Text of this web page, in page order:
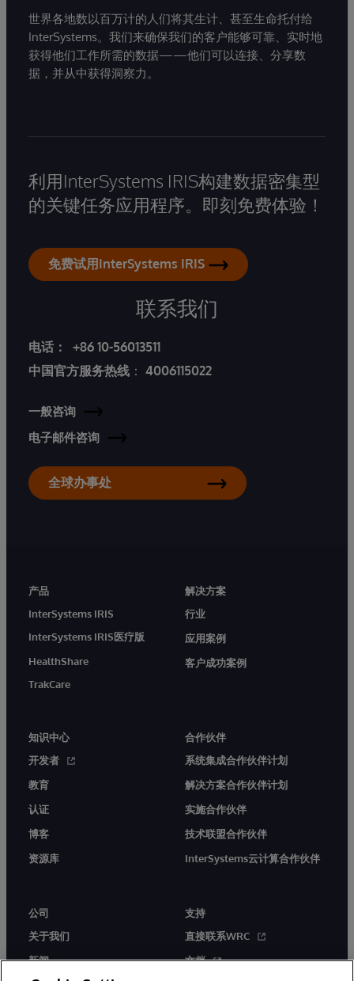
世界各地数以百万计的人们将其生计、甚至生命托付给
InterSystems。我们来确保我们的客户能够可靠、实时地
获得他们工作所需的数据——他们可以连接、分享数
据，并从中获得洞察力。
利用InterSystems IRIS构建数据密集型
的关键任务应用程序。即刻免费体验！
免费试用InterSystems IRIS
联系我们
电话：
+86 10-56013511
中国官方服务热线 ： 4006115022
一般咨询
电子邮件咨询
全球办事处
产品
InterSystems IRIS
InterSystems IRIS医疗版
HealthShare
TrakCare
解决方案
行业
应用案例
客户成功案例
知识中心
开发者
教育
认证
博客
资源库
合作伙伴
系统集成合作伙伴计划
解决方案合作伙伴计划
实施合作伙伴
技术联盟合作伙伴
InterSystems云计算合作伙伴
公司
关于我们
新闻
支持
直接联系WRC
文档